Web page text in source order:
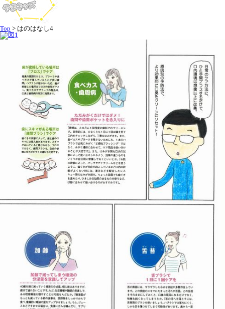
Top > はのはなし4